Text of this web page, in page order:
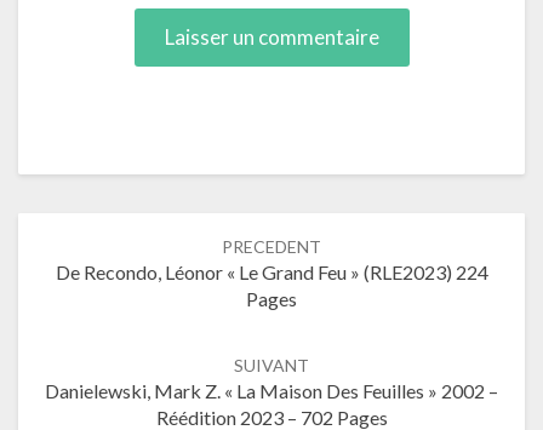
PRECEDENT
De Recondo, Léonor « Le Grand Feu » (RLE2023) 224
Pages
SUIVANT
Danielewski, Mark Z. « La Maison Des Feuilles » 2002 –
Réédition 2023 – 702 Pages